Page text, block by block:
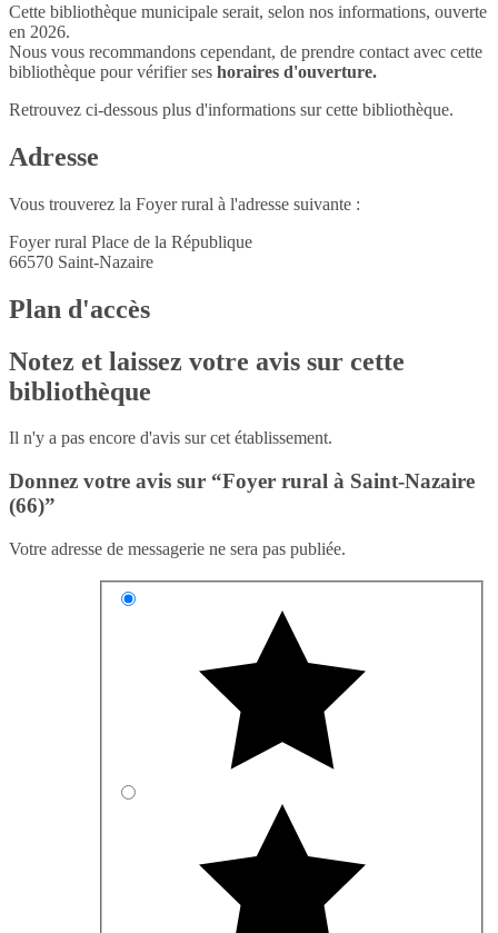
Cette bibliothèque municipale serait, selon nos informations, ouverte
en 2026.
Nous vous recommandons cependant, de prendre contact avec cette
bibliothèque pour vérifier ses horaires d'ouverture.
Retrouvez ci-dessous plus d'informations sur cette bibliothèque.
Adresse
Vous trouverez la Foyer rural à l'adresse suivante :
Foyer rural Place de la République
66570 Saint-Nazaire
Plan d'accès
Notez et laissez votre avis sur cette
bibliothèque
Il n'y a pas encore d'avis sur cet établissement.
Donnez votre avis sur “Foyer rural à Saint-Nazaire
(66)”
Votre adresse de messagerie ne sera pas publiée.